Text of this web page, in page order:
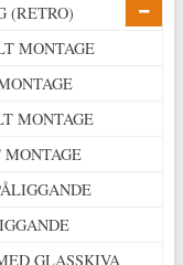
(RETRO)
MONTAGE
MONTAGE
GLASSKIVA